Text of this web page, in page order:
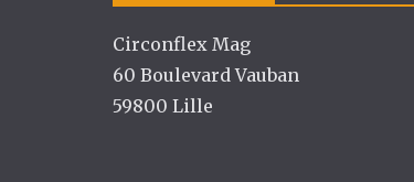
Circonflex Mag
60 Boulevard Vauban
59800 Lille